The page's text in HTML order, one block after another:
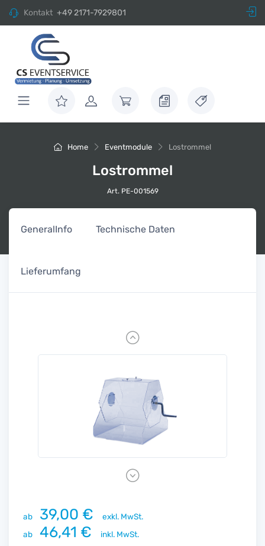
Kontakt +49 2171-7929801
Home Eventmodule Lostrommel
Lostrommel
Art. PE-001569
GeneralInfo Technische Daten
Lieferumfang
Previous
Next
ab 39,00 €
exkl. MwSt.
ab
46,41 € inkl. MwSt.